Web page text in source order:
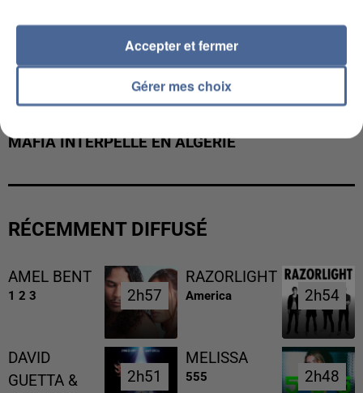
MAFIA INTERPELLÉ EN ALGÉRIE
RÉCEMMENT DIFFUSÉ
AMEL BENT
1 2 3 2h57
2h57
RAZORLIGHT
America 2h54
2h54
DAVID
GUETTA &
2h51
2h51
MELISSA
555 2h48
2h48
Gérer mes choix
Accepter et fermer